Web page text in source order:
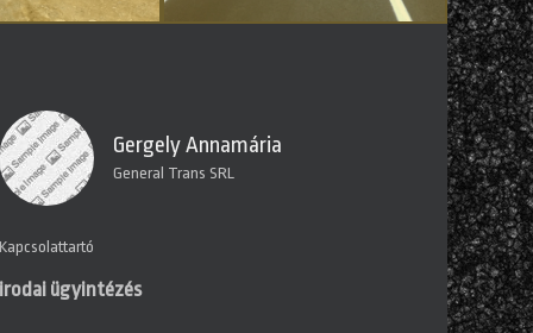
Gergely Annamária
General Trans SRL
Kapcsolattartó
irodai ügyintézés